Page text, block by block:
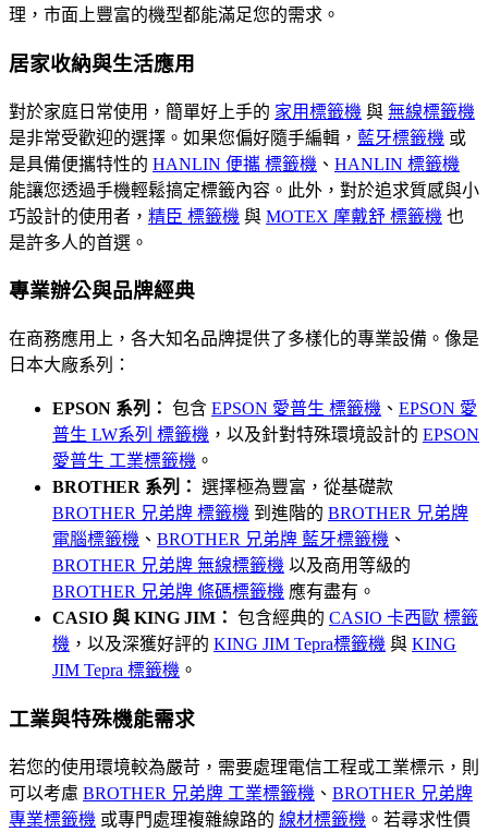
理，市面上豐富的機型都能滿足您的需求。
居家收納與生活應用
對於家庭日常使用，簡單好上手的 家用標籤機 與 無線標籤機
是非常受歡迎的選擇。如果您偏好隨手編輯， 藍牙標籤機 或
是具備便攜特性的 HANLIN 便攜 標籤機 、 HANLIN 標籤機
能讓您透過手機輕鬆搞定標籤內容。此外，對於追求質感與小
巧設計的使用者， 精臣 標籤機 與 MOTEX 摩戴舒 標籤機 也
是許多人的首選。
專業辦公與品牌經典
在商務應用上，各大知名品牌提供了多樣化的專業設備。像是
日本大廠系列：
EPSON 系列： 包含 EPSON 愛普生 標籤機 、 EPSON 愛
普生 LW系列 標籤機 ，以及針對特殊環境設計的 EPSON
愛普生 工業標籤機 。
BROTHER 系列： 選擇極為豐富，從基礎款
BROTHER 兄弟牌 標籤機 到進階的 BROTHER 兄弟牌
電腦標籤機 、 BROTHER 兄弟牌 藍牙標籤機 、
BROTHER 兄弟牌 無線標籤機 以及商用等級的
BROTHER 兄弟牌 條碼標籤機 應有盡有。
CASIO 與 KING JIM： 包含經典的 CASIO 卡西歐 標籤
機 ，以及深獲好評的 KING JIM Tepra標籤機 與 KING
JIM Tepra 標籤機 。
工業與特殊機能需求
若您的使用環境較為嚴苛，需要處理電信工程或工業標示，則
可以考慮 BROTHER 兄弟牌 工業標籤機 、 BROTHER 兄弟牌
專業標籤機 或專門處理複雜線路的 線材標籤機 。若尋求性價